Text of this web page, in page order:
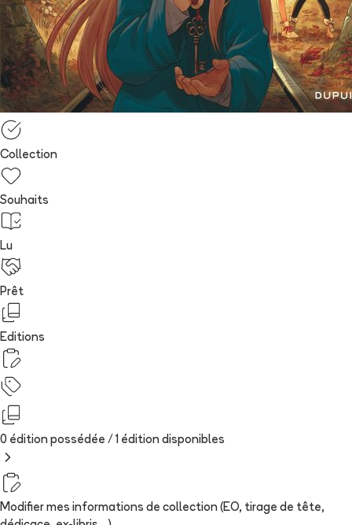
Collection
Souhaits
Lu
Prêt
Editions
0 édition possédée / 1 édition disponibles
Modifier mes informations de collection (EO, tirage de tête,